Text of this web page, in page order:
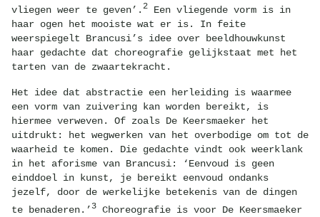
vliegen weer te geven’. 2Een vliegende vorm is in
haar ogen het mooiste wat er is. In feite
weerspiegelt Brancusi’s idee over beeldhouwkunst
haar gedachte dat choreografie gelijkstaat met het
tarten van de zwaartekracht.
Het idee dat abstractie een herleiding is waarmee
een vorm van zuivering kan worden bereikt, is
hiermee verweven. Of zoals De Keersmaeker het
uitdrukt: het wegwerken van het overbodige om tot de
waarheid te komen. Die gedachte vindt ook weerklank
in het aforisme van Brancusi: ‘Eenvoud is geen
einddoel in kunst, je bereikt eenvoud ondanks
jezelf, door de werkelijke betekenis van de dingen
te benaderen.’ 3Choreografie is voor De Keersmaeker